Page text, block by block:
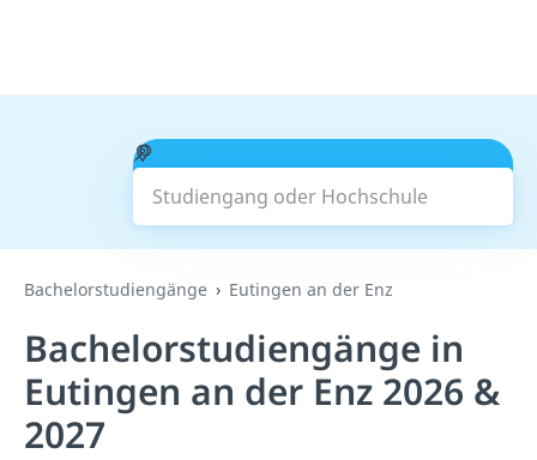
Studiengang oder Hochschule
Suchen
Bachelorstudiengänge Eutingen an der Enz
Bachelorstudiengänge in
Eutingen an der Enz 2026 &
2027